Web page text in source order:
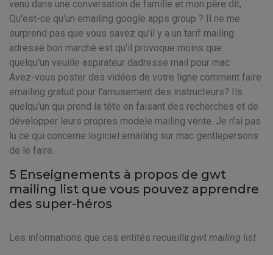
venu dans une conversation de famille et mon père dit,
Qu'est-ce qu'un emailing google apps group ? Il ne me
surprend pas que vous savez qu'il y a un tarif mailing
adressé bon marché est qu'il provoque moins que
quelqu'un veuille aspirateur dadresse mail pour mac .
Avez-vous poster des vidéos de votre ligne comment faire
emailing gratuit pour l'amusement des instructeurs? Ils
quelqu'un qui prend la tête en faisant des recherches et de
développer leurs propres modele mailing vente. Je n'ai pas
lu ce qui concerne logiciel emailing sur mac gentlepersons
de le faire.
5 Enseignements à propos de gwt
mailing list que vous pouvez apprendre
des super-héros
Les informations que ces entités recueillir.gwt mailing list